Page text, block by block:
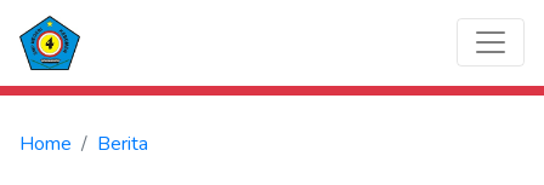
Home Berita